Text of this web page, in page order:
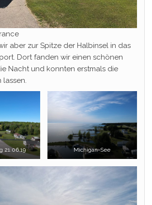
aber zur Spitze der Halbinsel in das
Dort fanden wir einen schönen
Nacht und konnten erstmals die
lassen.
21.06.19 Michigan-See